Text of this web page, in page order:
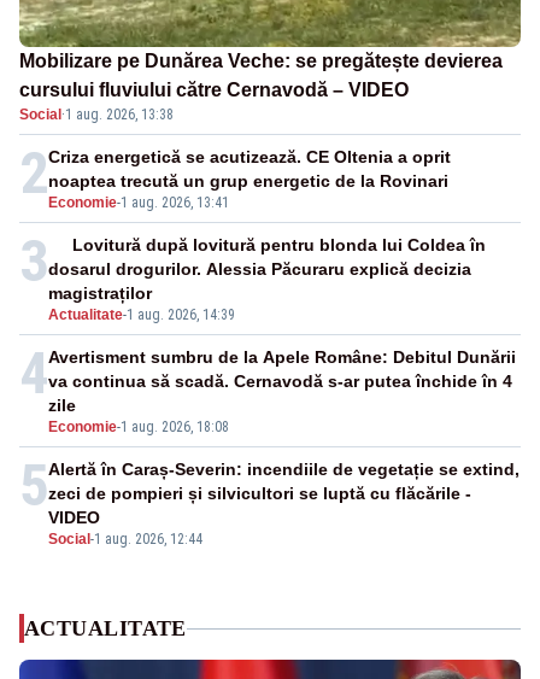
Mobilizare pe Dunărea Veche: se pregătește devierea
cursului fluviului către Cernavodă – VIDEO
Social ·1 aug. 2026, 13:38
2 Economie-1 aug. 2026, 13:41
Criza energetică se acutizează. CE Oltenia a oprit
noaptea trecută un grup energetic de la Rovinari
3
Actualitate-1 aug. 2026, 14:39
Lovitură după lovitură pentru blonda lui Coldea în
dosarul drogurilor. Alessia Păcuraru explică decizia
magistraților
4
Economie-1 aug. 2026, 18:08
Avertisment sumbru de la Apele Române: Debitul Dunării
va continua să scadă. Cernavodă s-ar putea închide în 4
zile
5
Social -1 aug. 2026, 12:44
Alertă în Caraș-Severin: incendiile de vegetație se extind,
zeci de pompieri și silvicultori se luptă cu flăcările -
VIDEO
ACTUALITATE